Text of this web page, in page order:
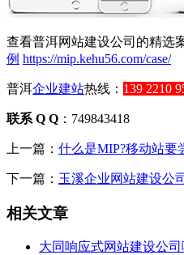
查看普洱网站建设公司的精选
例 https://mip.kehu56.com/case/
普洱企业建站热线： 139 2210
联系 Q Q ：749843418
上一篇： 什么是MIP?移动站要
下一篇： 玉溪企业网站建设公
相关文章
大同响应式网站建设公